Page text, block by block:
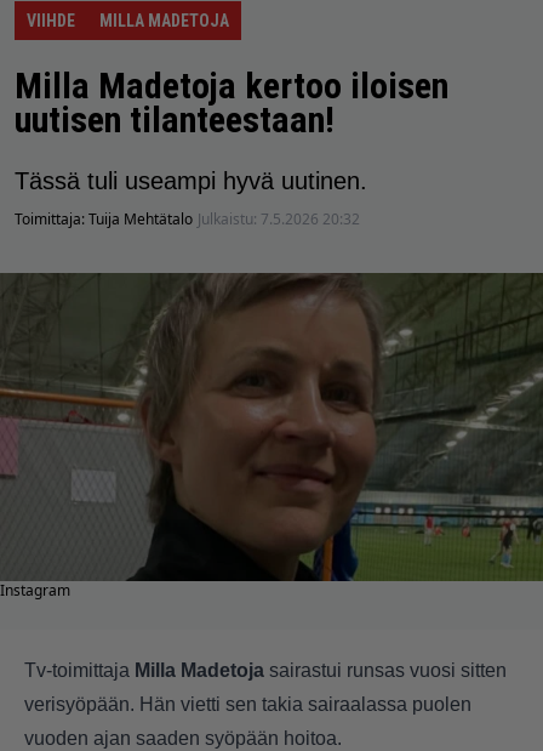
VIIHDE MILLA MADETOJA
Milla Madetoja kertoo iloisen
uutisen tilanteestaan!
Tässä tuli useampi hyvä uutinen.
Toimittaja:Tuija Mehtätalo Julkaistu: 7.5.2026 20:32
Instagram
Tv-toimittaja Milla Madetoja sairastui runsas vuosi sitten
verisyöpään. Hän vietti sen takia sairaalassa puolen
vuoden ajan saaden syöpään hoitoa.